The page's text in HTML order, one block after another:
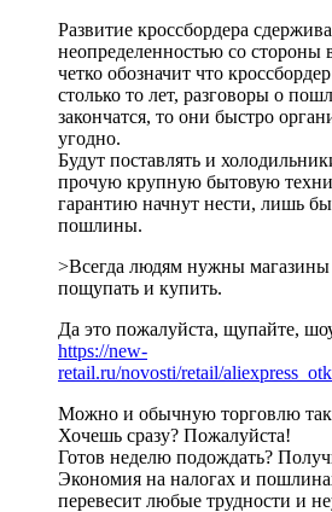
Развитие кроссбордера
неопределенностью со стороны
четко обозначит что
столько то лет, разговоры о
закончатся, то они быстро
угодно.
Будут поставлять и
прочую крупную бытовую
гарантию начнут нести, лишь
пошлины.
>Всегда людям нужны магазины
пощупать и купить.
Да это пожалуйста, щупайте,
https://new-
retail.ru/novosti/retail/
Можно и обычную торговлю так
Хочешь сразу? Пожалуйста!
Готов неделю подождать?
Экономия на налогах и
перевесит любые трудности и